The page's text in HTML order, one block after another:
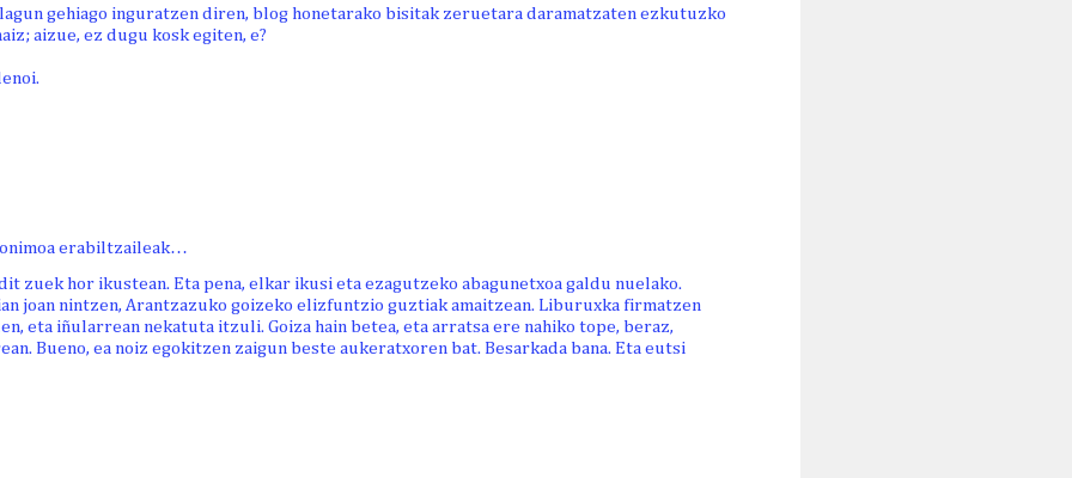
gehiago inguratzen diren, blog honetarako bisitak zeruetara daramatzaten ezkutuzko
aizue, ez dugu kosk egiten, e?
erabiltzaileak…
zuek hor ikustean. Eta pena, elkar ikusi eta ezagutzeko abagunetxoa galdu nuelako.
joan nintzen, Arantzazuko goizeko elizfuntzio guztiak amaitzean. Liburuxka firmatzen
eta iñularrean nekatuta itzuli. Goiza hain betea, eta arratsa ere nahiko tope, beraz,
Bueno, ea noiz egokitzen zaigun beste aukeratxoren bat. Besarkada bana. Eta eutsi